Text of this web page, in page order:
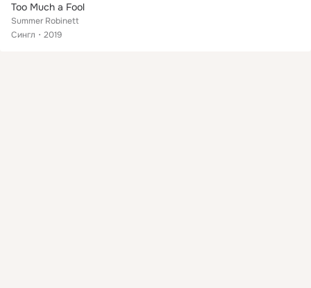
Too Much a Fool
Summer Robinett
Сингл
2019